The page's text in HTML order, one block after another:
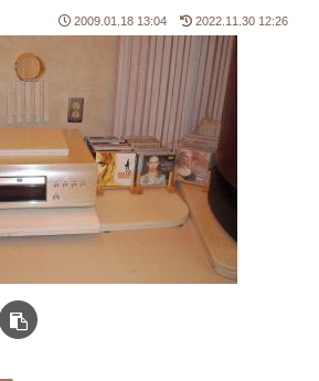
2009.01.18 13:04 2022.11.30 12:26